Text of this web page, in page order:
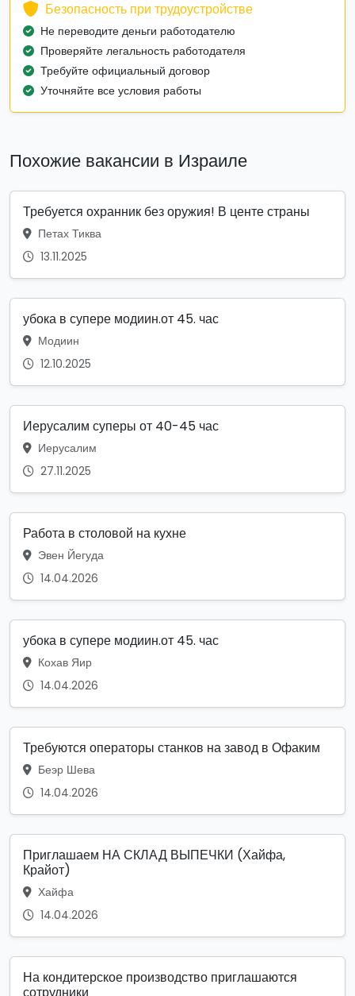
Безопасность при трудоустройстве
Не переводите деньги работодателю
Проверяйте легальность работодателя
Требуйте официальный договор
Уточняйте все условия работы
Похожие вакансии в Израиле
Требуется охранник без оружия! В центе страны
Петах Тиква
13.11.2025
убока в супере модиин.от 45. час
Модиин
12.10.2025
Иерусалим суперы от 40-45 час
Иерусалим
27.11.2025
Работа в столовой на кухне
Эвен Йегуда
14.04.2026
убока в супере модиин.от 45. час
Кохав Яир
14.04.2026
Требуются операторы станков на завод в Офаким
Беэр Шева
14.04.2026
Приглашаем НА СКЛАД ВЫПЕЧКИ (Хайфа,
Крайот)
Хайфа
14.04.2026
На кондитерское производство приглашаются
сотрудники